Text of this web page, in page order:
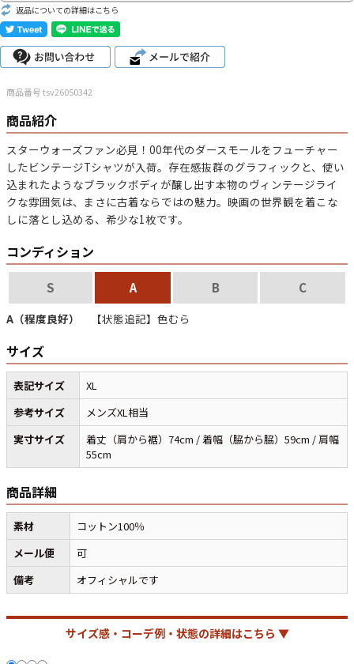
Search by Particularこだわりから探す
Search by Size
ジャケット M
スウェット XS S M L XL
長袖シャツ XS S M L XL
半袖シャツ
Tシャツ XS M
W30以下
Search by Maniacマニアックから探す
バンド
アニメ
映画
USA製
ボロ ミリタリー
すべてのマニアックを見る
Search by Period 年代から探す
返品についての詳細はこちら
商品番号 tsv26050342
商品紹介
スターウォーズファン必見！00年代のダースモールをフューチャー
したビンテージTシャツが入荷。存在感抜群のグラフィックと、使い
込まれたようなブラックボディが醸し出す本物のヴィンテージライ
クな雰囲気は、まさに古着ならではの魅力。映画の世界観を着こな
しに落とし込める、希少な1枚です。
コンディション
S A B C
A（程度良好） 【状態追記】色むら
サイズ
表記サイズ
XL
参考サイズ
メンズXL相当
実寸サイズ
着丈（肩から裾）74cm / 着幅（脇から脇）59cm / 肩幅
55cm
商品詳細
素材
コットン100％
メール便
可
備考
オフィシャルです
サイズ感・コーデ例・状態の詳細はこちら ▼